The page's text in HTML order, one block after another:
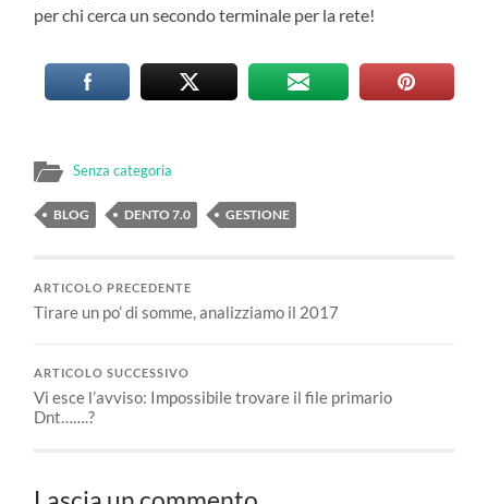
per chi cerca un secondo terminale per la rete!
Senza categoria
BLOG DENTO 7.0 GESTIONE
ARTICOLO PRECEDENTE
Tirare un po’ di somme, analizziamo il 2017
ARTICOLO SUCCESSIVO
Vi esce l’avviso: Impossibile trovare il file primario
Dnt…….?